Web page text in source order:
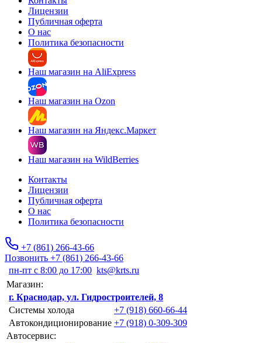
Лицензии
Публичная оферта
О нас
Политика безопасности
Наш магазин на AliExpress
Наш магазин на Ozon
Наш магазин на Яндекс.Маркет
Наш магазин на WildBerries
Контакты
Лицензии
Публичная оферта
О нас
Политика безопасности
+7 (861) 266-43-66
Позвонить +7 (861) 266-43-66
пн-пт с 8:00 до 17:00 kts@krts.ru
Магазин:
г. Краснодар, ул. Гидростроителей, 8
Системы холода
+7 (918) 660-66-44
Автокондиционирование +7 (918) 0-309-309
Автосервис: